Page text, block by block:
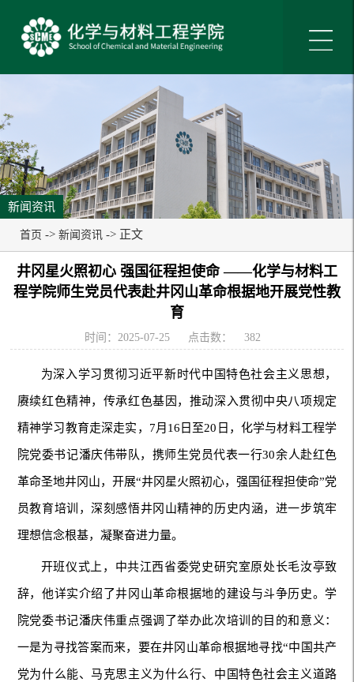
新闻资讯
首页 -> 新闻资讯 -> 正文
井冈星火照初心 强国征程担使命 ——化学与材料工
程学院师生党员代表赴井冈山革命根据地开展党性教
育
时间：2025-07-25 点击数： 382
为深入学习贯彻习近平新时代中国特色社会主义思想，
赓续红色精神，传承红色基因，推动深入贯彻中央八项规定
精神学习教育走深走实，7月16日至20日，化学与材料工程学
院党委书记潘庆伟带队，携师生党员代表一行30余人赴红色
革命圣地井冈山，开展“井冈星火照初心，强国征程担使命”党
员教育培训，深刻感悟井冈山精神的历史内涵，进一步筑牢
理想信念根基，凝聚奋进力量。
开班仪式上，中共江西省委党史研究室原处长毛汝亭致
辞，他详实介绍了井冈山革命根据地的建设与斗争历史。学
院党委书记潘庆伟重点强调了举办此次培训的目的和意义：
一是为寻找答案而来，要在井冈山革命根据地寻找“中国共产
党为什么能、马克思主义为什么行、中国特色社会主义道路